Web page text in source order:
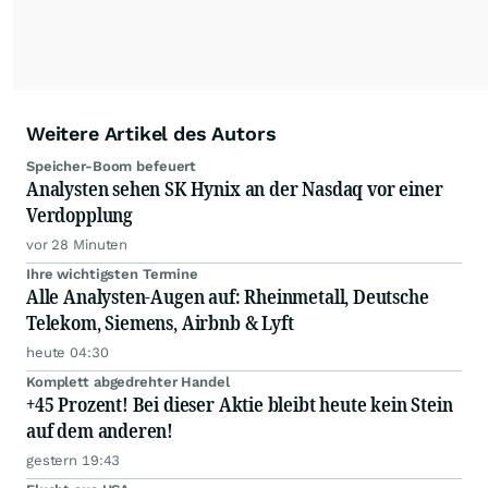
Weitere Artikel des Autors
Speicher-Boom befeuert
Analysten sehen SK Hynix an der Nasdaq vor einer
Verdopplung
vor 28 Minuten
Ihre wichtigsten Termine
Alle Analysten-Augen auf: Rheinmetall, Deutsche
Telekom, Siemens, Airbnb & Lyft
heute 04:30
Komplett abgedrehter Handel
+45 Prozent! Bei dieser Aktie bleibt heute kein Stein
auf dem anderen!
gestern 19:43